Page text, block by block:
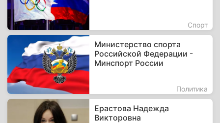
Спорт
Министерство спорта
Российской Федерации -
Минспорт России
Политика
Ерастова Надежда
Викторовна